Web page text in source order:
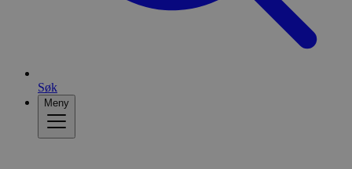
Søk
Meny